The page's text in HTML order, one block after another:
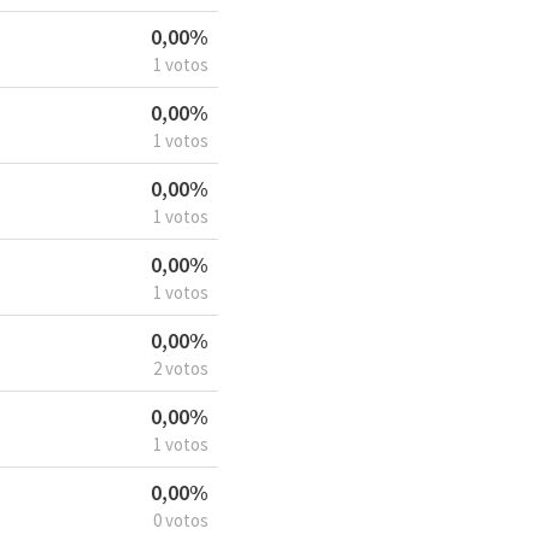
0,00%
1 votos
0,00%
1 votos
0,00%
1 votos
0,00%
1 votos
0,00%
2 votos
0,00%
1 votos
0,00%
0 votos